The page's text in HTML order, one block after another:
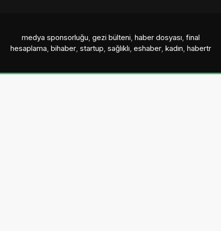
medya sponsorluğu, gezi bülteni, haber dosyası, final
hesaplama, bihaber, startup, sağlıklı, eshaber, kadın, habertr